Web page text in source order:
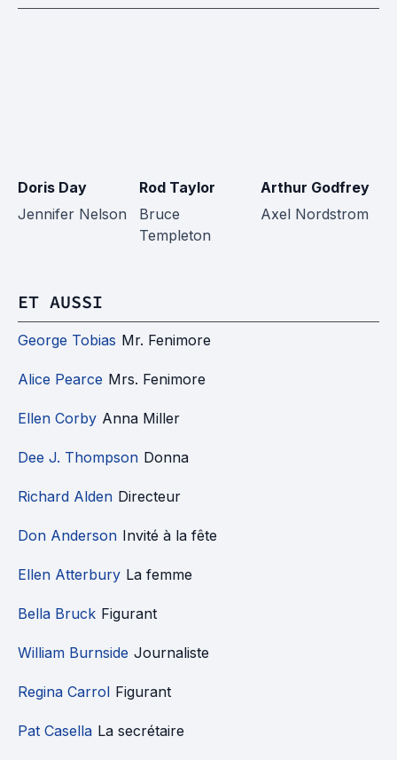
Doris Day
Jennifer Nelson
Rod Taylor
Bruce
Templeton
Arthur Godfrey
Axel Nordstrom
ET AUSSI
George Tobias Mr. Fenimore
Alice Pearce Mrs. Fenimore
Ellen Corby Anna Miller
Dee J. Thompson Donna
Richard Alden Directeur
Don Anderson Invité à la fête
Ellen Atterbury La femme
Bella Bruck Figurant
William Burnside Journaliste
Regina Carrol Figurant
Pat Casella La secrétaire